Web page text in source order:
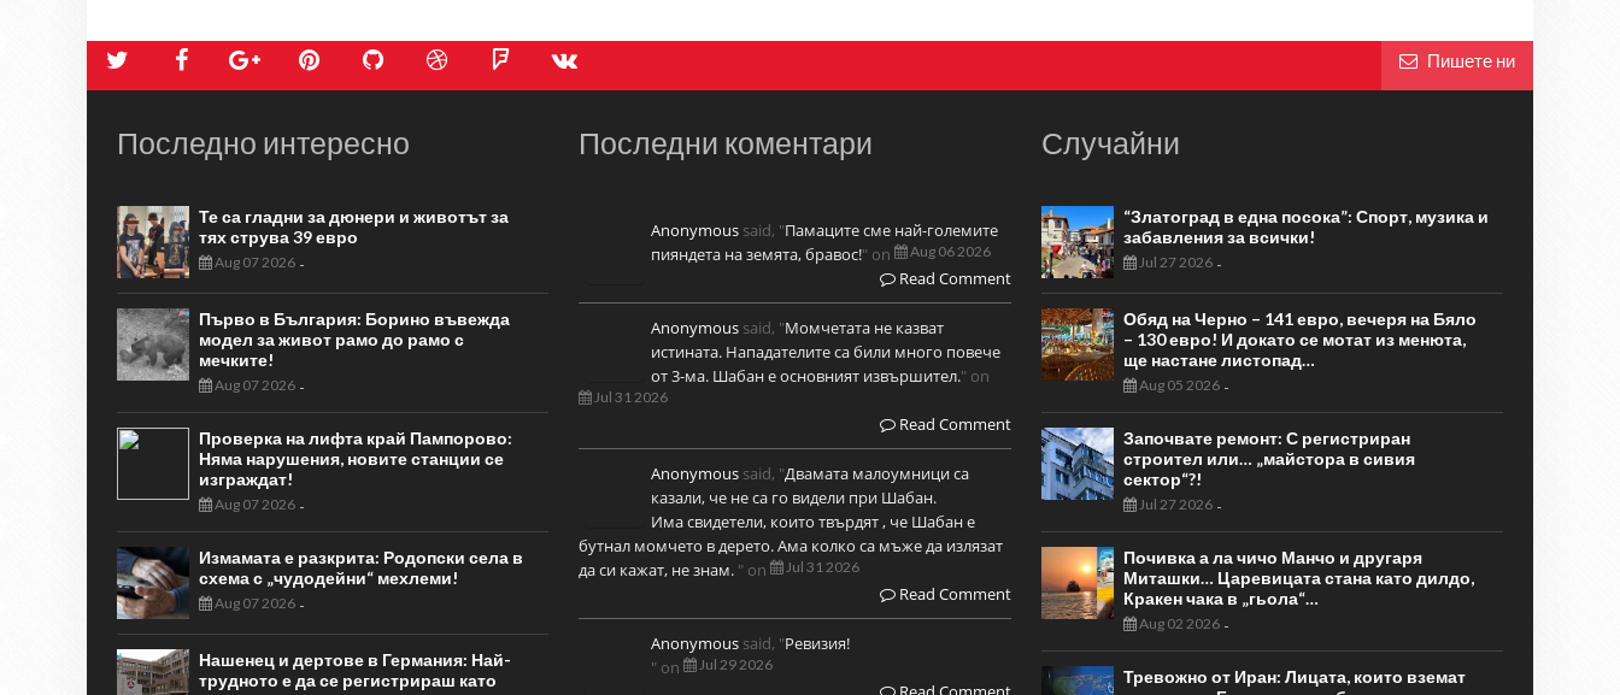
Пишете ни
Последно интересно
Те са гладни за дюнери и животът за
тях струва 39 евро
Aug 07 2026 -
Първо в България: Борино въвежда
модел за живот рамо до рамо с
мечките!
Aug 07 2026 -
Проверка на лифта край Пампорово:
Няма нарушения, новите станции се
изграждат!
Aug 07 2026 -
Измамата е разкрита: Родопски села в
схема с „чудодейни“ мехлеми!
Aug 07 2026 -
Нашенец и дертове в Германия: Най-
трудното е да се регистрираш като
Последни коментари
Anonymous said, "Памаците сме най-големите
пияндета на земята, бравос!" on Aug 06 2026
Read Comment
Anonymous said, "Момчетата не казват
истината. Нападателите са били много повече
от 3-ма. Шабан е основният извършител." on
Jul 31 2026
Read Comment
Anonymous said, "Двамата малоумници са
казали, че не са го видели при Шабан.
Има свидетели, които твърдят , че Шабан е
бутнал момчето в дерето. Ама колко са мъже да излязат
да си кажат, не знам. " on Jul 31 2026
Read Comment
Anonymous said, "Ревизия!
" on
Jul 29 2026
Случайни
“Златоград в една посока”: Спорт, музика и
забавления за всички!
Jul 27 2026-
Обяд на Черно – 141 евро, вечеря на Бяло
– 130 евро! И докато се мотат из менюта,
ще настане листопад…
Aug 05 2026-
Започвате ремонт: С регистриран
строител или… „майстора в сивия
сектор“?!
Jul 27 2026-
Почивка а ла чичо Манчо и другаря
Миташки… Царевицата стана като дилдо,
Кракен чака в „гьола“…
Aug 02 2026-
Тревожно от Иран: Лицата, които вземат